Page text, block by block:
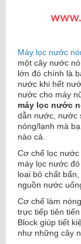
Máy lọc nước
một cây nước
lớn đó chính là
nước khi hết
nước cho máy
máy lọc nước
dẫn nước, nước
nóng/lạnh mà
nào cả.
Cơ chế lọc nước
máy lọc nước
loại bỏ chất
nguồn nước
Cơ chế làm
trực tiếp tiên
Block giúp tiết
như những cây